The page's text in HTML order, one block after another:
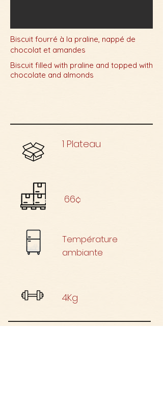
Biscuit fourré à la praline, nappé de
chocolat et amandes
Biscuit filled with praline and topped with
chocolate and almonds
1 Plateau
66¢
Température
ambiante
4Kg